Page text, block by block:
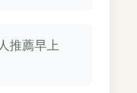
推薦早上